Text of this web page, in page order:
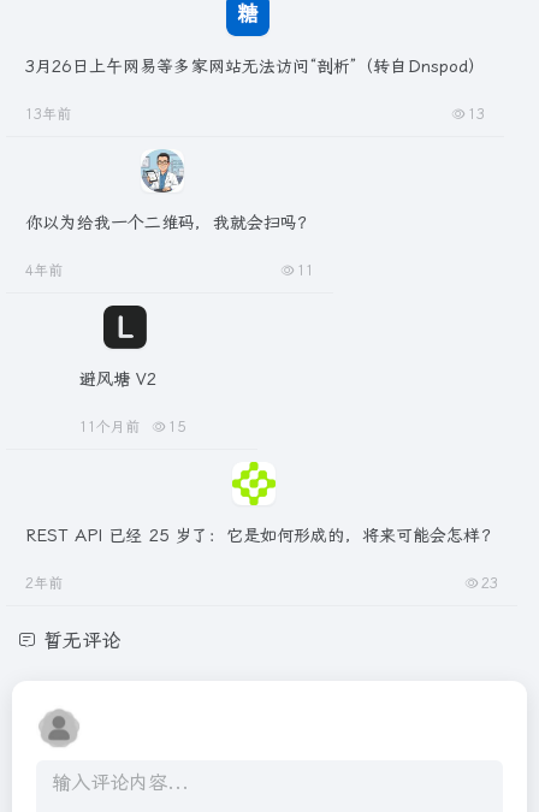
3月26日上午网易等多家网站无法访问“剖析”（转自Dnspod）
13年前 13
你以为给我一个二维码，我就会扫吗？
4年前 11
避风塘 V2
11个月前 15
REST API 已经 25 岁了：它是如何形成的，将来可能会怎样？
2年前 23
暂无评论